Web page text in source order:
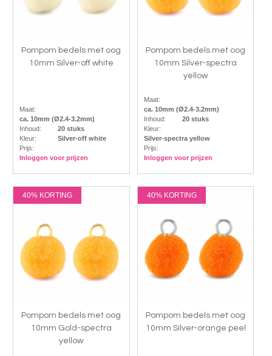
Pompom bedels met oog
10mm Silver-off white
Maat:
ca. 10mm (Ø2.4-3.2mm)
Inhoud:
20 stuks
Kleur:
Silver-off white
Prijs:
Inloggen voor prijzen
Pompom bedels met oog
10mm Silver-spectra
yellow
Maat:
ca. 10mm (Ø2.4-3.2mm)
Inhoud:
20 stuks
Kleur:
Silver-spectra yellow
Prijs:
Inloggen voor prijzen
40% KORTING
Pompom bedels met oog
10mm Gold-spectra
yellow
40% KORTING
Pompom bedels met oog
10mm Silver-orange peel